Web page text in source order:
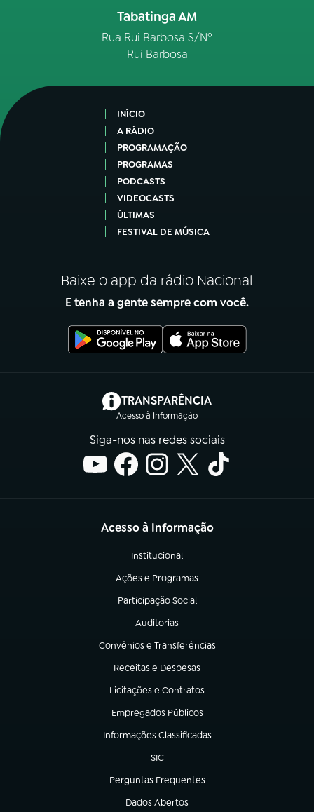
Tabatinga AM
Rua Rui Barbosa S/Nº
Rui Barbosa
INÍCIO
A RÁDIO
PROGRAMAÇÃO
PROGRAMAS
PODCASTS
VIDEOCASTS
ÚLTIMAS
FESTIVAL DE MÚSICA
Baixe o app da rádio Nacional
E tenha a gente sempre com você.
TRANSPARÊNCIA
Acesso à Informação
(abre em nova aba)
Siga-nos nas redes sociais
Acesso à Informação
Institucional
(abre em nova aba)
Ações e Programas
(abre em nova aba)
Participação Social
(abre em nova aba)
Auditorias
(abre em nova aba)
Convênios e Transferências
(abre em nova aba)
Receitas e Despesas
(abre em nova aba)
Licitações e Contratos
(abre em nova aba)
Empregados Públicos
(abre em nova aba)
Informações Classificadas
(abre em nova aba)
SIC
(abre em nova aba)
Perguntas Frequentes
(abre em nova aba)
Dados Abertos
(abre em nova aba)